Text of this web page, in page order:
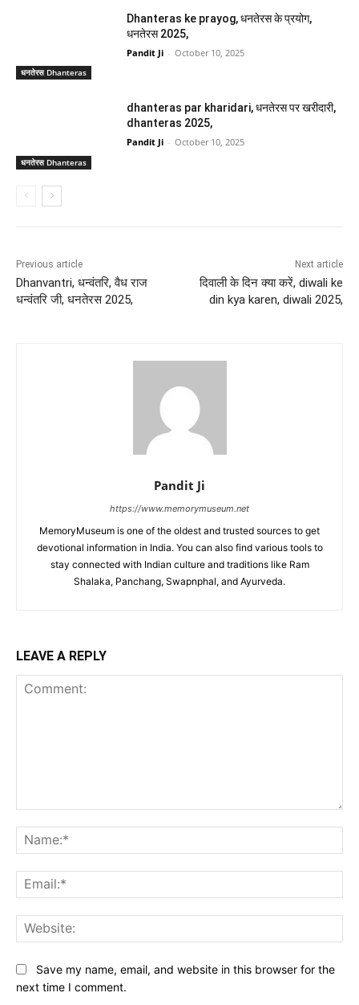
धनतेरस Dhanteras
Dhanteras ke prayog, धनतेरस के प्रयोग,
धनतेरस 2025,
Pandit Ji - October 10, 2025
धनतेरस Dhanteras
dhanteras par kharidari, धनतेरस पर खरीदारी,
dhanteras 2025,
Pandit Ji - October 10, 2025
Previous article
Dhanvantri, धन्वंतरि, वैध राज
धन्वंतरि जी, धनतेरस 2025,
Next article
दिवाली के दिन क्या करें, diwali ke
din kya karen, diwali 2025,
Pandit Ji
https://www.memorymuseum.net
MemoryMuseum is one of the oldest and trusted sources to get
devotional information in India. You can also find various tools to
stay connected with Indian culture and traditions like Ram
Shalaka, Panchang, Swapnphal, and Ayurveda.
LEAVE A REPLY
Save my name, email, and website in this browser for the
next time I comment.